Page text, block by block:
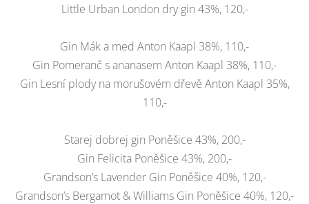
Little Urban London dry gin 43%, 120,-
Gin Mák a med Anton Kaapl 38%, 110,-
Gin Pomeranč s ananasem Anton Kaapl 38%, 110,-
Gin Lesní plody na morušovém dřevě Anton Kaapl 35%,
110,-
Starej dobrej gin Poněšice 43%, 200,-
Gin Felicita Poněšice 43%, 200,-
Grandson’s Lavender Gin Poněšice 40%, 120,-
Grandson’s Bergamot & Williams Gin Poněšice 40%, 120,-